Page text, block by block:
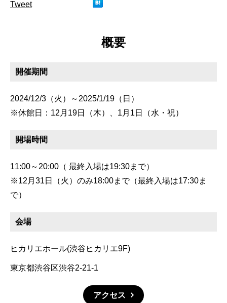
Tweet
概要
開催期間
2024/12/3（火）～2025/1/19（日）
※休館日：12月19日（木）、1月1日（水・祝）
開場時間
11:00～20:00（ 最終入場は19:30まで）
※12月31日（火）のみ18:00まで（最終入場は17:30ま
で）
会場
ヒカリエホール(渋谷ヒカリエ9F)
東京都渋谷区渋谷2-21-1
アクセス